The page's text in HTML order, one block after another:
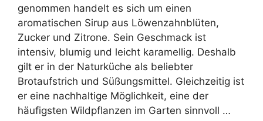
genommen handelt es sich um einen
aromatischen Sirup aus Löwenzahnblüten,
Zucker und Zitrone. Sein Geschmack ist
intensiv, blumig und leicht karamellig. Deshalb
gilt er in der Naturküche als beliebter
Brotaufstrich und Süßungsmittel. Gleichzeitig ist
er eine nachhaltige Möglichkeit, eine der
häufigsten Wildpflanzen im Garten sinnvoll …